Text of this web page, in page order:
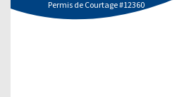
Permis de Courtage #12360